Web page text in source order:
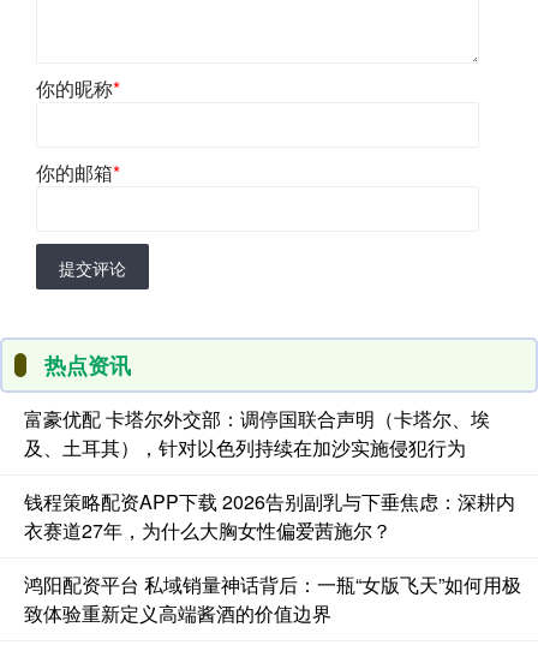
你的昵称*
你的邮箱*
提交评论
热点资讯
富豪优配 卡塔尔外交部：调停国联合声明（卡塔尔、埃
及、土耳其），针对以色列持续在加沙实施侵犯行为
钱程策略配资APP下载 2026告别副乳与下垂焦虑：深耕内
衣赛道27年，为什么大胸女性偏爱茜施尔？
鸿阳配资平台 私域销量神话背后：一瓶“女版飞天”如何用极
致体验重新定义高端酱酒的价值边界